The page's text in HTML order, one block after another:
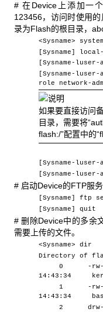
# 在Device上添加一
123456，访问时使用
录为Flash的根目录，
<Sysname>
[Sysname]
[Sysname-
[Sysname-
role network-
如果要直接访问
目录，需要将
flash:/”配置中的
[Sysname-
[Sysname-
# 启动Device的FTP服务
[Sysname] ftp
[Sysname] quit
#删除Device中的多余
需要上传的文件。
<Sysname> dir
Directory of
0 -rw-
14:43:34
1 -rw-
14:43:34
2 drw-